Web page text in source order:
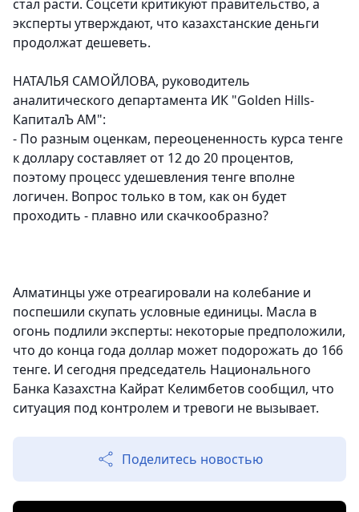
стал расти. Соцсети критикуют правительство, а
эксперты утверждают, что казахстанские деньги
продолжат дешеветь.
НАТАЛЬЯ САМОЙЛОВА, руководитель
аналитического департамента ИК "Golden Hills-
КапиталЪ АМ":
- По разным оценкам, переоцененность курса тенге
к доллару составляет от 12 до 20 процентов,
поэтому процесс удешевления тенге вполне
логичен. Вопрос только в том, как он будет
проходить - плавно или скачкообразно?
Алматинцы уже отреагировали на колебание и
поспешили скупать условные единицы. Масла в
огонь подлили эксперты: некоторые предположили,
что до конца года доллар может подорожать до 166
тенге. И сегодня председатель Национального
Банка Казахстна Кайрат Келимбетов сообщил, что
ситуация под контролем и тревоги не вызывает.
Поделитесь новостью